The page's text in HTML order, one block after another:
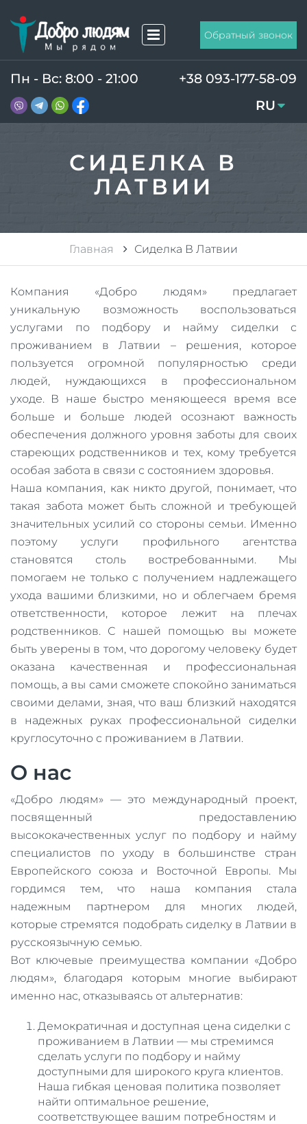
Обратный звонок
Пн - Вс: 8:00 - 21:00
+38 093-177-58-09
RU
UA
СИДЕЛКА В
ЛАТВИИ
Главная Сиделка В Латвии
Компания «Добро людям» предлагает
уникальную возможность воспользоваться
услугами по подбору и найму сиделки с
проживанием в Латвии – решения, которое
пользуется огромной популярностью среди
людей, нуждающихся в профессиональном
уходе. В наше быстро меняющееся время все
больше и больше людей осознают важность
обеспечения должного уровня заботы для своих
стареющих родственников и тех, кому требуется
особая забота в связи с состоянием здоровья.
Наша компания, как никто другой, понимает, что
такая забота может быть сложной и требующей
значительных усилий со стороны семьи. Именно
поэтому услуги профильного агентства
становятся столь востребованными. Мы
помогаем не только с получением надлежащего
ухода вашими близкими, но и облегчаем бремя
ответственности, которое лежит на плечах
родственников. С нашей помощью вы можете
быть уверены в том, что дорогому человеку будет
оказана качественная и профессиональная
помощь, а вы сами сможете спокойно заниматься
своими делами, зная, что ваш близкий находятся
в надежных руках профессиональной сиделки
круглосуточно с проживанием в Латвии.
О нас
«Добро людям» — это международный проект,
посвященный предоставлению
высококачественных услуг по подбору и найму
специалистов по уходу в большинстве стран
Европейского союза и Восточной Европы. Мы
гордимся тем, что наша компания стала
надежным партнером для многих людей,
которые стремятся подобрать сиделку в Латвии в
русскоязычную семью.
Вот ключевые преимущества компании «Добро
людям», благодаря которым многие выбирают
именно нас, отказываясь от альтернатив:
Демократичная и доступная цена сиделки с
проживанием в Латвии — мы стремимся
сделать услуги по подбору и найму
доступными для широкого круга клиентов.
Наша гибкая ценовая политика позволяет
найти оптимальное решение,
соответствующее вашим потребностям и